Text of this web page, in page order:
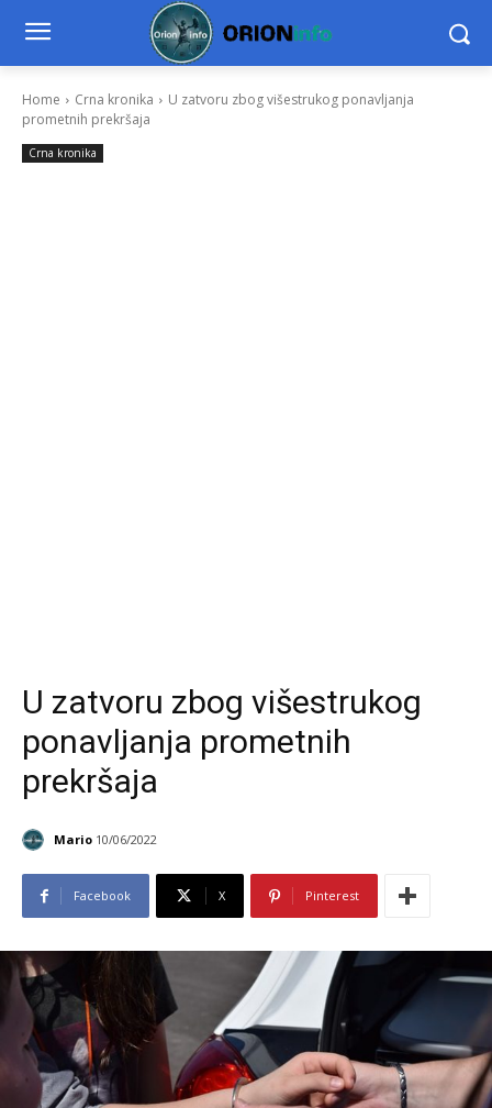
Home Crna kronika
U zatvoru zbog višestrukog ponavljanja
prometnih prekršaja
Crna kronika
U zatvoru zbog višestrukog
ponavljanja prometnih
prekršaja
Mario 10/06/2022
Facebook X Pinterest